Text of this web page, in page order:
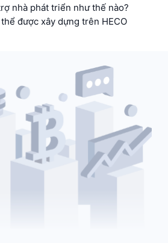
nhà phát triển như thế nào?
được xây dựng trên HECO